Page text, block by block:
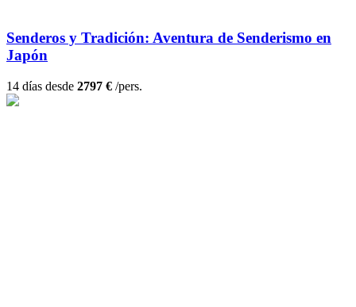
Senderos y Tradición: Aventura de Senderismo en
Japón
14 días desde 2797 € /pers.